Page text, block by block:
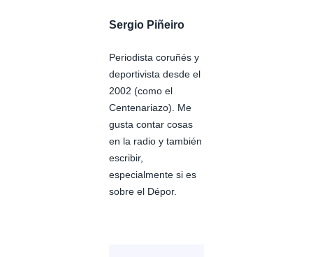
Sergio Piñeiro
Periodista coruñés y
deportivista desde el
2002 (como el
Centenariazo). Me
gusta contar cosas
en la radio y también
escribir,
especialmente si es
sobre el Dépor.